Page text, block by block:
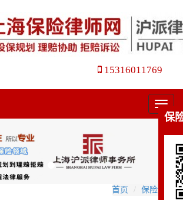
15316011769
菜
单
首页 保险合同
保